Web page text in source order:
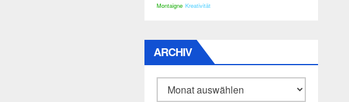
Montaigne Kreativität
ARCHIV
Archiv